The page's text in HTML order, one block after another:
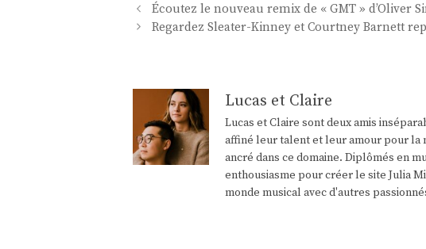
Navigation
des
Écoutez le nouveau remix de « GMT » d’Oliver
Regardez Sleater-Kinney et Courtney Barnett
Lucas et Claire
Lucas et Claire sont deux amis
affiné leur talent et leur amour pour
ancré dans ce domaine. Diplômés en
enthousiasme pour créer le site Julia
monde musical avec d'autres